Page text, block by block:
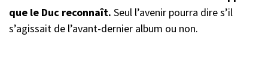
que le Duc reconnaît. Seul l’avenir pourra dire s’il
s’agissait de l’avant-dernier album ou non.